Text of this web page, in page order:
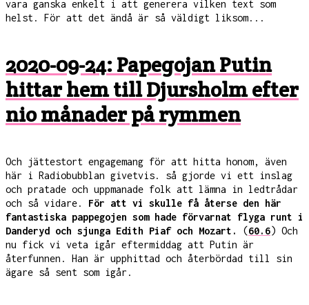
vara ganska enkelt i att generera vilken text som
helst. För att det ändå är så väldigt liksom...
2020-09-24: Papegojan Putin
hittar hem till Djursholm efter
nio månader på rymmen
Och jättestort engagemang för att hitta honom, även
här i Radiobubblan givetvis. så gjorde vi ett inslag
och pratade och uppmanade folk att lämna in ledtrådar
och så vidare. För att vi skulle få återse den här
fantastiska pappegojen som hade förvarnat flyga runt i
Danderyd och sjunga Edith Piaf och Mozart.
(60.6) Och
nu fick vi veta igår eftermiddag att Putin är
återfunnen. Han är upphittad och återbördad till sin
ägare så sent som igår.